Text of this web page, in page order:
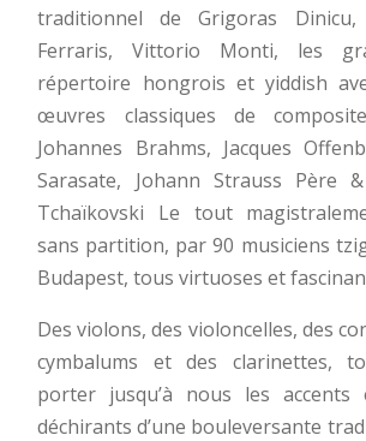
traditionnel de Grigoras Dinicu,
Ferraris, Vittorio Monti, les
répertoire hongrois et yiddish
œuvres classiques de
Johannes Brahms, Jacques
Sarasate, Johann Strauss Père
Tchaïkovski Le tout
sans partition, par 90 musiciens
Budapest, tous virtuoses et
Des violons, des violoncelles, des
cymbalums et des clarinettes,
porter jusqu’à nous les accents
déchirants d’une bouleversante